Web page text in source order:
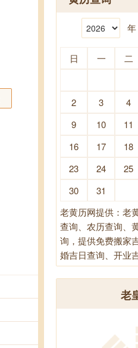
年
日 一 二
2
3 4
9
10 11
16
17 18
23
24 25
30
31
老黄历网提供：老
查询、农历查询、
询，提供免费搬家
婚吉日查询、开业
老